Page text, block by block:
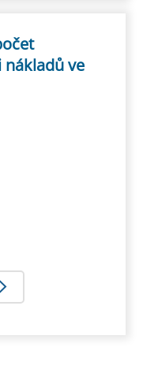
ve